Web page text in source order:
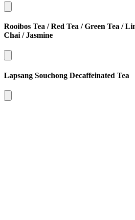
Rooibos Tea / Red Tea / Green Tea /
Chai / Jasmine​​​​‌ ‍ ​‍​‍‌‍ ‌ ​‍‌‍‍‌‌‍‌ ‌‍‍‌‌‍ ‍​‍​‍​ ‍‍​‍​‍‌ ​ ‌‍​‌‌‍ ‍‌‍‍‌‌ ‌​‌ ‍‌​‍ ‍‌‍‍‌‌‍ ​‍​‍​‍ ​​‍​‍‌‍‍​‌ ​‍‌‍‌‌‌‍‌‍​‍​‍​ ‍‍​‍​‍‌‍‍​‌ ‌​‌ ‌​‌ ​​‌ ​ ​ ‍‍​‍ ​‍ ‌‍ ​​‍ ‌‌‍​‌‌‍ ‍‌‍‌​​‍ ‌‌ ​‍​‍ ‌‌‍‍​‌‍ ‌ ‌​‌‍‌‌‌‍ ​‌ ​ ​‍ ‌‌ ​ ‌ ‌​‌ ‌‌‌‍‌​‌‍‍‌‌‍ ​‍ ‍‌ ‌‍‌‍‌‌‌ ​‍‌‍​ ‌‍‌‌‌‍ ​​‍ ‍‌‍​‌‌ ​​‌ ​​​‍ ‌‍‍‌‌‍ ‍‌ ‌​‌‍‌‌‌‍ ‍‌ ‌​​‍ ‌‍‌‌‌‍‌​‌‍‍‌‌ ‌​​‍ ‌‍ ‌‌‍ ‌‍‌​‌‍‌‌​ ‌‌ ​​‌ ​‍‌‍‌‌‌ ​ ‌‍‌‌‌‍ ‍‌ ‌​‌‍​‌‌ ‌​‌‍‍‌‌‍ ‌‍ ‍​ ‍ ‌‍‍‌‌‍‌​​ ‌​ ‍​​ ​‌​ ​‌‌‍​ ​ ‍‌‌‍​‌​ ‍‌‌‍​‍​‍ ‌‌‍‌​‌‍​‌​ ‌ ‌‍​ ​‍ ‌​ ‌​‌‍​‌‌‍​‌​ ​‍​‍ ‌‌‍​‌​ ​ ‌‍‌‍​ ​​​‍ ‌‌‍​ ​ ​​​ ‍​​ ‌‌‌‍‌​‌‍‌​​ ‍‌‌‍​‍​ ‌​​ ​‍‌‍​ ​ ​‌​ ‍ ‌ ‌​‌ ‍‌‌ ​​‌‍‌‌​ ‌‌‍‍​‌‍ ‌ ‌​‌‍‌‌‌‍ ​‌​ ‌‌‍‌‌‌‍ ‍‌ ‌‌‌​‍‌‌ ‌​‌‍‌‌‌‍ ‌​ ‍ ‌ ​​‌‍​‌‌ ‌​‌‍‍​​ ‌‌ ‌​‌‍‍‌‌ ‌​‌‍ ​‌‍‌‌​ ‌‍​‍‌‍​‌‌ ​ ‌‍‌‌‌‌‌‌‌ ​‍‌‍ ​​ ‌‌‍‍​‌ ‌​‌ ‌​‌ ​​‌ ​ ​‍‌‌​ ​ ‌​​‌​‍‌‌​ ​‍‌​‌‍​‍‌‌​ ​‍‌​‌‍‌‍ ​​‍ ‌‌‍​‌‌‍ ‍‌‍‌​​‍ ‌‌ ​‍​‍ ‌‌‍‍​‌‍ ‌ ‌​‌‍‌‌‌‍ ​‌ ​ ​‍ ‌‌ ​ ‌ ‌​‌ ‌‌‌‍‌​‌‍‍‌‌‍ ​‍ ‍‌ ‌‍‌‍‌‌‌ ​‍‌‍​ ‌‍‌‌‌‍ ​​‍ ‍‌‍​‌‌ ​​‌ ​​​‍‌‍‌‍‍‌‌‍‌​​ ‌​ ‍​​ ​‌​ ​‌‌‍​ ​ ‍‌‌‍​‌​ ‍‌‌‍​‍​‍ ‌‌‍‌​‌‍​‌​ ‌ ‌‍​ ​‍ ‌​ ‌​‌‍​‌‌‍​‌​ ​‍​‍ ‌‌‍​‌​ ​ ‌‍‌‍​ ​​​‍ ‌‌‍​ ​ ​​​ ‍​​ ‌‌‌‍‌​‌‍‌​​ ‍‌‌‍​‍​ ‌​​ ​‍‌‍​ ​ ​‌​‍‌‍‌ ‌​‌ ‍‌‌ ​​‌‍‌‌​ ‌‌‍‍​‌‍ ‌ ‌​‌‍‌‌‌‍ ​‌​ ‌‌‍‌‌‌‍ ‍‌ ‌‌‌​‍‌‌ ‌​‌‍‌‌‌‍ ‌​‍‌‍‌ ​​‌‍​‌‌ ‌​‌‍‍​​ ‌‌ ‌​‌‍‍‌‌ ‌​‌‍ ​‌‍‌‌​‍‌‍‌ ​​‌‍‌‌‌ ​‍‌ ​ ‌ ​​‌‍‌‌‌‍​ ‌ ‌​‌‍‍‌‌ ‌‍‌‍‌‌​ ‌‌ ​​‌ ‌‌‌‍​‍‌‍ ​‌‍‍‌‌ ​ ‌‍‍​‌‍‌‌‌‍‌​​‍​‍‌ ‌
Lapsang Souchong Decaffeinated Tea​​​​‌ ‍ ​‍​‍‌‍ ‌ ​‍‌‍‍‌‌‍‌ ‌‍‍‌‌‍ ‍​‍​‍​ ‍‍​‍​‍‌ ​ ‌‍​‌‌‍ ‍‌‍‍‌‌ ‌​‌ ‍‌​‍ ‍‌‍‍‌‌‍ ​‍​‍​‍ ​​‍​‍‌‍‍​‌ ​‍‌‍‌‌‌‍‌‍​‍​‍​ ‍‍​‍​‍‌‍‍​‌ ‌​‌ ‌​‌ ​​‌ ​ ​ ‍‍​‍ ​‍ ‌‍ ​​‍ ‌‌‍​‌‌‍ ‍‌‍‌​​‍ ‌‌ ​‍​‍ ‌‌‍‍​‌‍ ‌ ‌​‌‍‌‌‌‍ ​‌ ​ ​‍ ‌‌ ​ ‌ ‌​‌ ‌‌‌‍‌​‌‍‍‌‌‍ ​‍ ‍‌ ‌‍‌‍‌‌‌ ​‍‌‍​ ‌‍‌‌‌‍ ​​‍ ‍‌‍​‌‌ ​​‌ ​​​‍ ‌‍‍‌‌‍ ‍‌ ‌​‌‍‌‌‌‍ ‍‌ ‌​​‍ ‌‍‌‌‌‍‌​‌‍‍‌‌ ‌​​‍ ‌‍ ‌‌‍ ‌‍‌​‌‍‌‌​ ‌‌ ​​‌ ​‍‌‍‌‌‌ ​ ‌‍‌‌‌‍ ‍‌ ‌​‌‍​‌‌ ‌​‌‍‍‌‌‍ ‌‍ ‍​ ‍ ‌‍‍‌‌‍‌​​ ‌‌‍​‌‌‍​ ​ ‍​‌‍​‌​ ‌ ‌‍​ ​ ‍​​ ‌‍​‍ ‌‌‍‌‌‌‍​‌​ ‌ ​ ​‌​‍ ‌​ ‌​​ ‍‌​ ​​‌‍​‌​‍ ‌​ ‍​​ ​ ​ ​​​ ‌‌​‍ ‌​ ‌‍​ ‍‌​ ‍​‌‍‌​​ ‍‌​ ‍‌​ ‍​‌‍​ ‌‍​ ​ ‌‍‌‍‌​​ ‌​​ ‍ ‌ ‌​‌ ‍‌‌ ​​‌‍‌‌​ ‌‌‍‍​‌‍ ‌ ‌​‌‍‌‌‌‍ ​‌​ ‌‌‍‌‌‌‍ ‍‌ ‌‌‌​‍‌‌ ‌​‌‍‌‌‌‍ ‌​ ‍ ‌ ​​‌‍​‌‌ ‌​‌‍‍​​ ‌‌ ‌​‌‍‍‌‌ ‌​‌‍ ​‌‍‌‌​ ‌‍​‍‌‍​‌‌ ​ ‌‍‌‌‌‌‌‌‌ ​‍‌‍ ​​ ‌‌‍‍​‌ ‌​‌ ‌​‌ ​​‌ ​ ​‍‌‌​ ​ ‌​​‌​‍‌‌​ ​‍‌​‌‍​‍‌‌​ ​‍‌​‌‍‌‍ ​​‍ ‌‌‍​‌‌‍ ‍‌‍‌​​‍ ‌‌ ​‍​‍ ‌‌‍‍​‌‍ ‌ ‌​‌‍‌‌‌‍ ​‌ ​ ​‍ ‌‌ ​ ‌ ‌​‌ ‌‌‌‍‌​‌‍‍‌‌‍ ​‍ ‍‌ ‌‍‌‍‌‌‌ ​‍‌‍​ ‌‍‌‌‌‍ ​​‍ ‍‌‍​‌‌ ​​‌ ​​​‍‌‍‌‍‍‌‌‍‌​​ ‌‌‍​‌‌‍​ ​ ‍​‌‍​‌​ ‌ ‌‍​ ​ ‍​​ ‌‍​‍ ‌‌‍‌‌‌‍​‌​ ‌ ​ ​‌​‍ ‌​ ‌​​ ‍‌​ ​​‌‍​‌​‍ ‌​ ‍​​ ​ ​ ​​​ ‌‌​‍ ‌​ ‌‍​ ‍‌​ ‍​‌‍‌​​ ‍‌​ ‍‌​ ‍​‌‍​ ‌‍​ ​ ‌‍‌‍‌​​ ‌​​‍‌‍‌ ‌​‌ ‍‌‌ ​​‌‍‌‌​ ‌‌‍‍​‌‍ ‌ ‌​‌‍‌‌‌‍ ​‌​ ‌‌‍‌‌‌‍ ‍‌ ‌‌‌​‍‌‌ ‌​‌‍‌‌‌‍ ‌​‍‌‍‌ ​​‌‍​‌‌ ‌​‌‍‍​​ ‌‌ ‌​‌‍‍‌‌ ‌​‌‍ ​‌‍‌‌​‍‌‍‌ ​​‌‍‌‌‌ ​‍‌ ​ ‌ ​​‌‍‌‌‌‍​ ‌ ‌​‌‍‍‌‌ ‌‍‌‍‌‌​ ‌‌ ​​‌ ‌‌‌‍​‍‌‍ ​‌‍‍‌‌ ​ ‌‍‍​‌‍‌‌‌‍‌​​‍​‍‌ ‌